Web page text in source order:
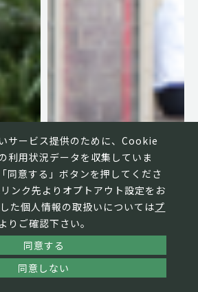
サービス提供のために、Cookie
利用状況データを収集していま
同意する」ボタンを押してくださ
ンク先よりオプトアウト設定をお
た個人情報の取扱いについてはプ
よりご確認下さい。
同意する
同意しない